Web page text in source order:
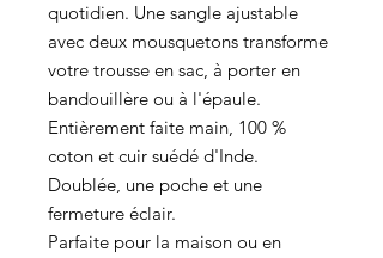
quotidien. Une sangle ajustable
avec deux mousquetons transforme
votre trousse en sac, à porter en
bandouillère ou à l'épaule.
Entièrement faite main, 100 %
coton et cuir suédé d'Inde.
Doublée, une poche et une
fermeture éclair.
Parfaite pour la maison ou en